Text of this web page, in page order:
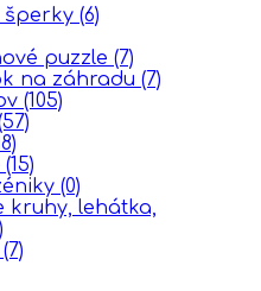
šperky (6)
puzzle (7)
na záhradu (7)
(105)
(15)
(0)
kruhy, lehátka,
(7)